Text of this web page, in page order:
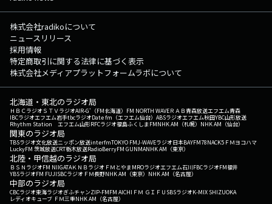
株式会社radikoについて
ニュースリリース
採用情報
特定商取引に関する法律に基づく表示
株式会社メディアプラットフォームラボについて
北海道・東北のラジオ局
ＨＢＣラジオＳＴＶラジオAIR-G'（FM北海道） FM NORTH WAVEＲＡＢ青森放送エフエム青森
IBCラジオエフエム岩手tbcラジオDate fm（エフエム仙台） ABSラジオエフエム秋田YBC山形放送
Rhythm Station エフエム山形RFCラジオ福島ふくしまFMNHK AM（札幌） NHK AM（仙台）
関東のラジオ局
TBSラジオ文化放送ニッポン放送interfmTOKYO FMJ-WAVEラジオ日本BAYFM78NACK5 ＦＭヨコハマ
LuckyFM 茨城放送CRT栃木放送RadioBerryFM GUNMANHK AM（東京）
北陸・甲信越のラジオ局
ＢＳＮラジオFM NIIGATAＫＮＢラジオ ＦＭとやまMROラジオエフエム石川FBCラジオFM福井
YBSラジオFM FUJISBCラジオ ＦＭ長野NHK AM（東京） NHK AM（名古屋）
中部のラジオ局
CBCラジオ東海ラジオぎふチャンZIP-FMFM AICHI ＦＭ ＧＩＦＵ SBSラジオK-MIX SHIZUOKA
レディオキューブ ＦＭ三重NHK AM（名古屋）